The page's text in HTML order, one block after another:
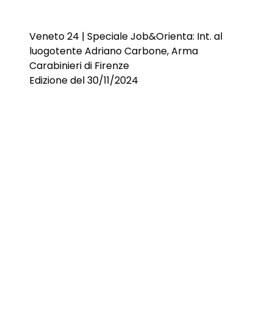
Veneto 24 | Speciale Job&Orienta: Int. al
luogotente Adriano Carbone, Arma
Carabinieri di Firenze
Edizione del 30/11/2024